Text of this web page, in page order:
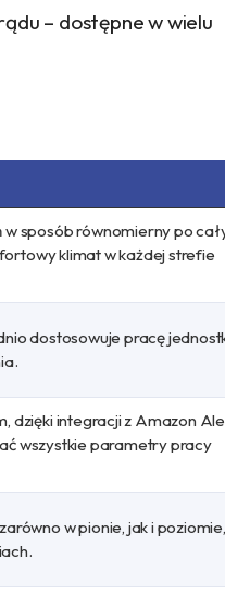
– dostępne w wielu
sposób równomierny po
klimat w każdej strefie
dostosowuje pracę
dzięki integracji z Amazon
wszystkie parametry pracy
w pionie, jak i